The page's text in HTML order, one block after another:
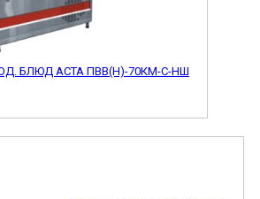
БЛЮД АСТА ПВВ(Н)-70КМ-С-НШ